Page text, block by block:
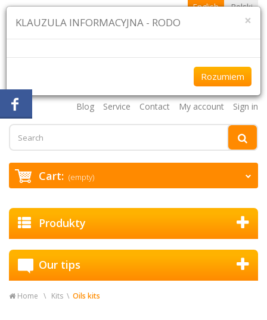
Blog Service Contact My account Sign in
Cart: (empty)
English Polski
Produkty
Our tips
Home Kits Oils kits
×
KLAUZULA INFORMACYJNA - RODO
Rozumiem